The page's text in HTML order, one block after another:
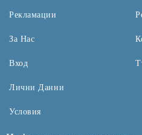
Рекламации
За Нас
Вход
Лични Данни
Условия